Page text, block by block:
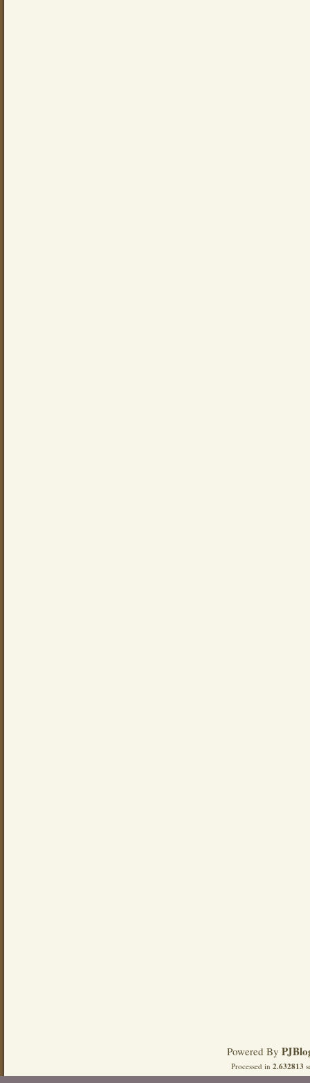
Powered By
Processed in 2.632813